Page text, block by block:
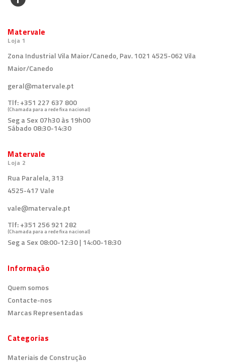
Matervale
Loja 1
Zona Industrial Vila Maior/Canedo, Pav. 1021 4525-062 Vila
Maior/Canedo
geral@matervale.pt
Tlf:+351 227 637 800
(Chamada para a rede fixa nacional)
Seg a Sex 07h30 às 19h00
Sábado 08:30-14:30
Matervale
Loja 2
Rua Paralela, 313
4525-417 Vale
vale@matervale.pt
Tlf:+351 256 921 282
(Chamada para a rede fixa nacional)
Seg a Sex 08:00-12:30 | 14:00-18:30
Informação
Quem somos
Contacte-nos
Marcas Representadas
Categorias
Materiais de Construção